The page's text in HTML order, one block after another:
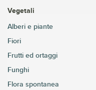
Vegetali
Alberi e piante
Fiori
Frutti ed ortaggi
Funghi
Flora spontanea